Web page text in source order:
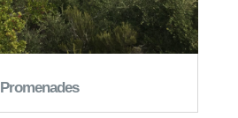
Promenades